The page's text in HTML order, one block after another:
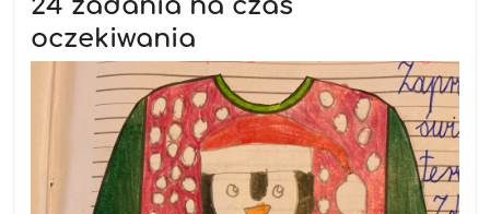
24 zadania na czas
oczekiwania